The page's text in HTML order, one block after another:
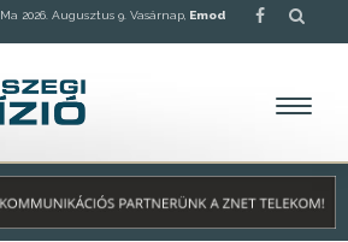
Ma 2026. Augusztus 9. Vasárnap, Emod